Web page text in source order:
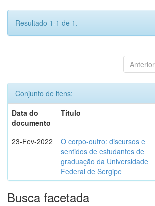
Resultado 1-1 de 1.
Anterior
Conjunto de itens:
Data do
documento
Título
23-Fev-2022
O corpo-outro: discursos e
sentidos de estudantes de
graduação da Universidade
Federal de Sergipe
Busca facetada